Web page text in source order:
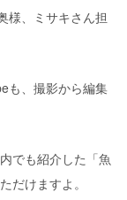
様、ミサキさん担
も、撮影から編集
でも紹介した「魚
だけますよ。